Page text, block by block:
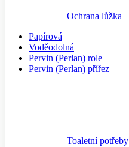
Ochrana lůžka
Papírová
Voděodolná
Pervin (Perlan) role
Pervin (Perlan) přířez
Toaletní potřeby